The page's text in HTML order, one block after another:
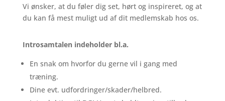
Vi ønsker, at du føler dig set, hørt og inspireret, og at
du kan få mest muligt ud afdit medlemskab hos os.
Introsamtalen indeholder bl.a.
En snak om hvorfor du gerne vil i gang med
træning.
Dine evt. udfordringer/skader/helbred.